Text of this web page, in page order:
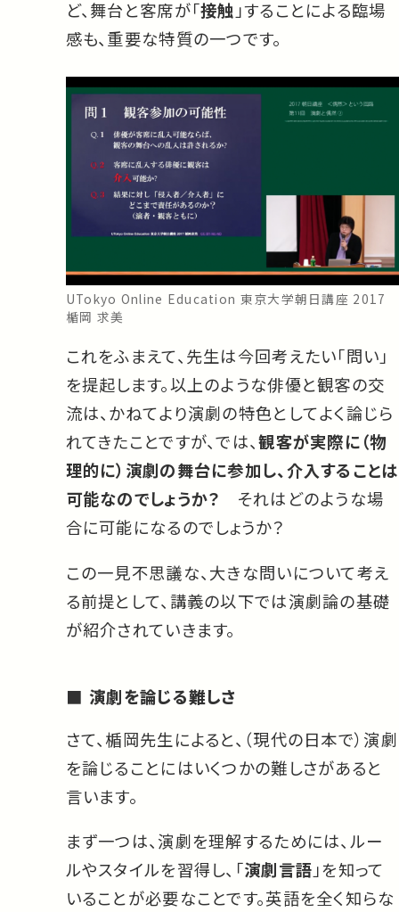
ど、舞台と客席が「接触 」することによる臨場
感も、重要な特質の一つです。
UTokyo Online Education 東京大学朝日講座 2017
楯岡 求美
これをふまえて、先生は今回考えたい「問い」
を提起します。以上のような俳優と観客の交
流は、かねてより演劇の特色としてよく論じら
れてきたことですが、では、観客が実際に（物
理的に）演劇の舞台に参加し、介入することは
可能なのでしょうか？ それはどのような場
合に可能になるのでしょうか？
この一見不思議な、大きな問いについて考え
る前提として、講義の以下では演劇論の基礎
が紹介されていきます。
演劇を論じる難しさ
さて、楯岡先生によると、（現代の日本で）演劇
を論じることにはいくつかの難しさがあると
言います。
まず一つは、演劇を理解するためには、ルー
ルやスタイルを習得し、「演劇言語」を知って
いることが必要なことです。英語を全く知らな